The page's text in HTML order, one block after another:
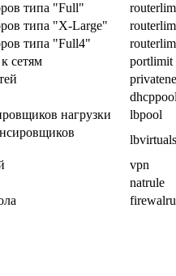
типа "Full"
типа "X-Large"
типа "Full4"
сетям
portlimit
нагрузки
lbpool
vpn
natrule